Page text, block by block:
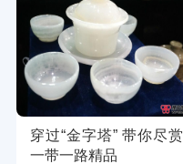
穿过“金字塔” 带你尽赏
一带一路精品